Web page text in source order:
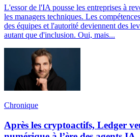
L'essor de l'IA pousse les entreprises à
les managers techniques. Les
des équipes et l'autorité deviennent des
autant que d'inclusion. Oui, mais...
Chronique
Après les cryptoactifs, Ledger